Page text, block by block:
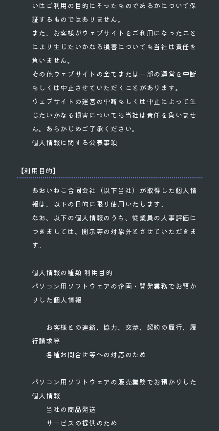
いはご利用の目的にそったものであるかについて保
証するものではありません。
また、お客様がウェブサイトをご利用になったこと
により生じたいかなる損害についても当社は責任を
負いません。
その他ウェブサイトの全てまたは一部の運営を中断
もしくは中止させていただくことがあります。
ウェブサイトの運営の中断もしくは中止によって生
じたいかなる損害についても当社は責任を負いませ
ん。あらかじめご了承ください。
個人情報に関する公表事項
【利用目的】
あおいねこ合同会社（以下当社）が取得した個人情
報は、以下の目的に限り使用いたします。
なお、以下の個人情報のうち、従業員の人事評価に
つきましては、開示等の対象外とさせていただきま
す。
個人情報の種類 利用目的
パソコン用ソフトウェアの企画・開発業務でお預か
りした個人情報
お客様との連絡、協力、交渉、契約の履行、履
行請求等
各種お問合せ等への対応のため
パソコン用ソフトウェアの販売業務でお預かりした
個人情報
当社の商品発送
サービスの提供のため